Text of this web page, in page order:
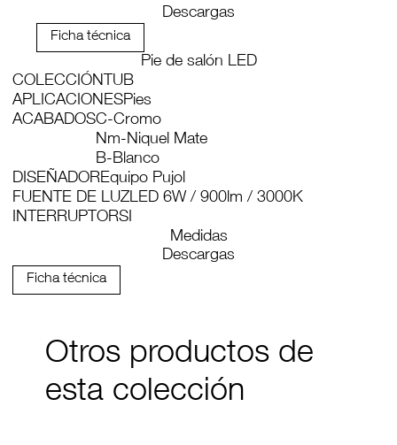
Descargas
Ficha técnica
Pie de salón LED
COLECCIÓN TUB
APLICACIONESPies
ACABADOSC-Cromo
Nm-Niquel Mate
B-Blanco
DISEÑADOREquipo Pujol
FUENTE DE LUZLED 6W / 900lm / 3000K
INTERRUPTORSI
Medidas
Descargas
Ficha técnica
Otros productos de
esta colección